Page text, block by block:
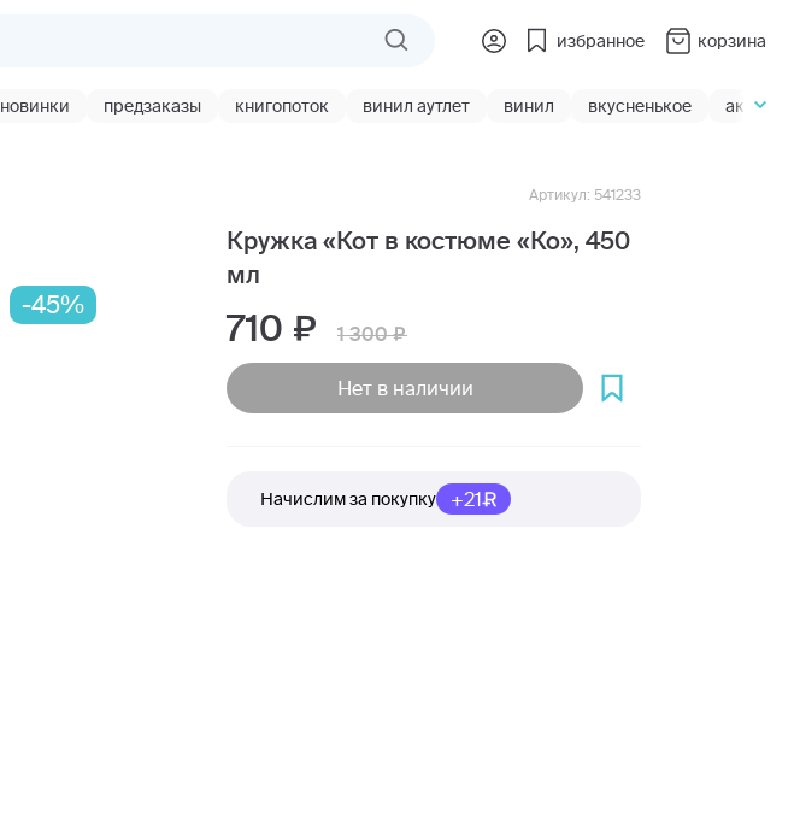
избранное корзина
новинки предзаказы книгопоток винил аутлет винил вкусненькое акции
-45%
Кружка «Кот в костюме «Ко», 450
мл
Артикул: 541233
710 1 300
Нет в наличии
Начислим за покупку +21